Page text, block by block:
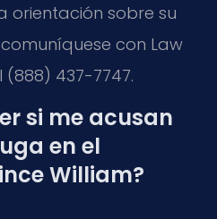
orientación sobre su
con Law
(888) 437-7747.
si me acusan
en el
William?